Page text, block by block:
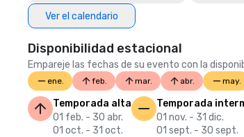
Ver el calendario
Disponibilidad estacional
Empareje las fechas de su evento con la
ene. feb. mar. abr. may.
Temporada alta
01 feb. - 30 abr.
01 oct. - 31 oct.
Temporada
01 nov. - 31 dic.
01 sept. - 30 sept.